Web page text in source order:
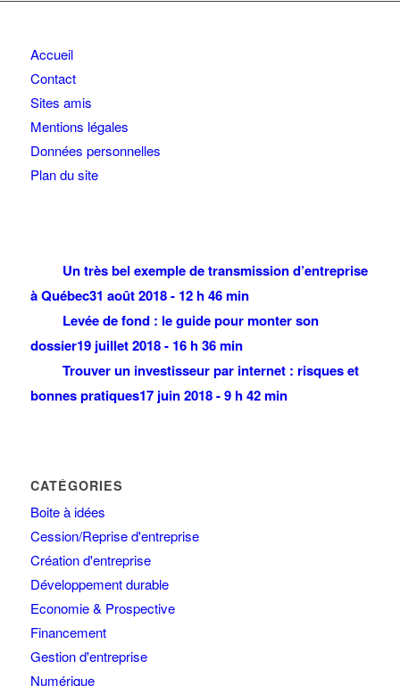
Accueil
Contact
Sites amis
Mentions légales
Données personnelles
Plan du site
Un très bel exemple de transmission d’entreprise
à Québec31 août 2018 - 12 h 46 min
Levée de fond : le guide pour monter son
dossier19 juillet 2018 - 16 h 36 min
Trouver un investisseur par internet : risques et
bonnes pratiques17 juin 2018 - 9 h 42 min
CATÉGORIES
Boite à idées
Cession/Reprise d'entreprise
Création d'entreprise
Développement durable
Economie & Prospective
Financement
Gestion d'entreprise
Numérique